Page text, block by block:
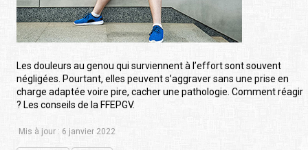
Les douleurs au genou qui surviennent à l’effort sont souvent
négligées. Pourtant, elles peuvent s’aggraver sans une prise en
charge adaptée voire pire, cacher une pathologie. Comment réagir
? Les conseils de la FFEPGV.
Mis à jour : 6 janvier 2022